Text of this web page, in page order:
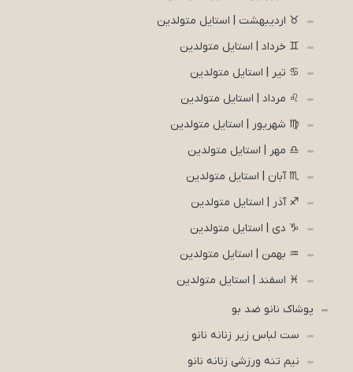
♉ اردیبهشت | استایل متولدین
♊ خرداد | استایل متولدین
♋ تیر | استایل متولدین
♌ مرداد | استایل متولدین
♍ شهریور | استایل متولدین
♎ مهر | استایل متولدین
♏ آبان | استایل متولدین
♐ آذر | استایل متولدین
♑ دی | استایل متولدین
♒ بهمن | استایل متولدین
♓ اسفند | استایل متولدین
پوشاک نانو ضد بو
ست لباس زیر زنانه نانو
نیم تنه ورزشی زنانه نانو